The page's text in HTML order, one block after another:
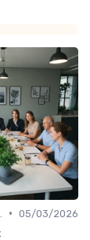
• 05/03/2026